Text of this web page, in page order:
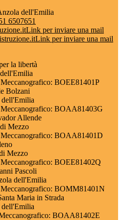
dell'Emilia
6507651
Link per inviare una mail
Link per inviare una mail
la libertà
BOEE81401P
Bolzani
BOAA81403G
Allende
Mezzo
BOAA81401D
Mezzo
BOEE81402Q
Pascoli
dell'Emilia
BOMM81401N
Maria in Strada
BOAA81402E